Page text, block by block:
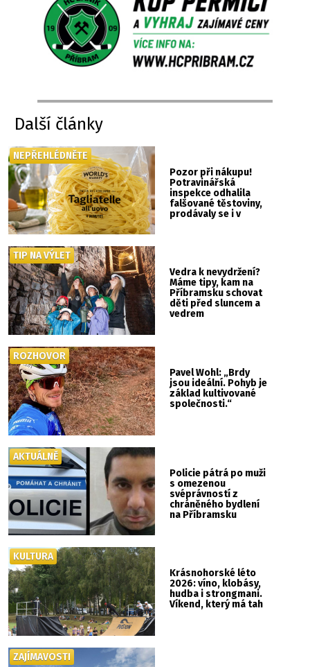
Další články
Pozor při nákupu!
Potravinářská
inspekce odhalila
falšované těstoviny,
prodávaly se i v
NEPŘEHLÉDNĚTE
Vedra k nevydržení?
Máme tipy, kam na
Příbramsku schovat
děti před sluncem a
vedrem
TIP NA VÝLET
Pavel Wohl: „Brdy
jsou ideální. Pohyb je
základ kultivované
společnosti.“
ROZHOVOR
Policie pátrá po muži
s omezenou
svéprávností z
chráněného bydlení
na Příbramsku
AKTUÁLNĚ
Krásnohorské léto
2026: víno, klobásy,
hudba i strongmani.
Víkend, který má tah
KULTURA
ZAJÍMAVOSTI